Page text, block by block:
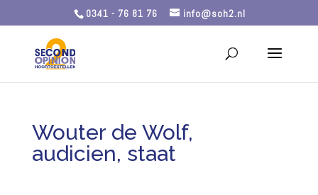
0341 - 76 81 76 info@soh2.nl
Wouter de Wolf,
audicien, staat